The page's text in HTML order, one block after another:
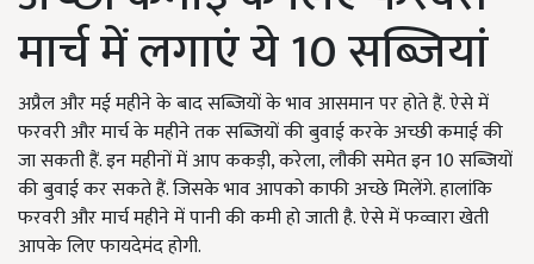
मार्च में लगाएं ये 10 सब्जियां
अप्रैल और मई महीने के बाद सब्जियों के भाव आसमान पर होते हैं. ऐसे में
फरवरी और मार्च के महीने तक सब्जियों की बुवाई करके अच्छी कमाई की
जा सकती हैं. इन महीनों में आप ककड़ी, करेला, लौकी समेत इन 10 सब्जियों
की बुवाई कर सकते हैं. जिसके भाव आपको काफी अच्छे मिलेंगे. हालांकि
फरवरी और मार्च महीने में पानी की कमी हो जाती है. ऐसे में फव्वारा खेती
आपके लिए फायदेमंद होगी.